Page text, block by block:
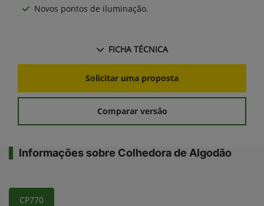
Novos pontos de iluminação.
FICHA TÉCNICA
Solicitar uma proposta
Comparar versão
Informações sobre Colhedora de Algodão
CP770